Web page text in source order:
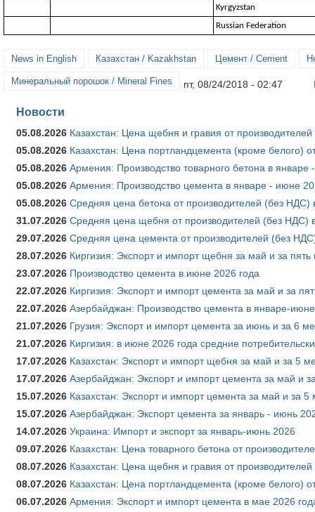
Kyrgyzstan
Russian Federation
News in English Казахстан / Kazakhstan Цемент / Cement
Минеральный порошок / Mineral Fines пт, 08/24/2018 - 02:47
Новости
05.08.2026 Казахстан: Цена щебня и гравия от
05.08.2026 Казахстан: Цена портландцемента (кроме белого)
05.08.2026 Армения: Производство товарного бетона в январе
05.08.2026 Армения: Производство цемента в январе - июне
05.08.2026 Средняя цена бетона от производителей (без НДС)
31.07.2026 Средняя цена щебня от производителей (без НДС)
29.07.2026 Средняя цена цемента от производителей (без
28.07.2026 Киргизия: Экспорт и импорт щебня за май и за
23.07.2026 Производство цемента в июне 2026 года
22.07.2026 Киргизия: Экспорт и импорт цемента за май и за
22.07.2026 Азербайджан: Производство цемента в январе-
21.07.2026 Грузия: Экспорт и импорт цемента за июнь и за 6
21.07.2026 Киргизия: в июне 2026 года средние
17.07.2026 Казахстан: Экспорт и импорт щебня за май и за 5
17.07.2026 Азербайджан: Экспорт и импорт цемента за май и
15.07.2026 Казахстан: Экспорт и импорт цемента за май и за
15.07.2026 Азербайджан: Экспорт цемента за январь - июнь
14.07.2026 Украина: Импорт и экспорт за январь-июнь 2026
09.07.2026 Казахстан: Цена товарного бетона от
08.07.2026 Казахстан: Цена щебня и гравия от
08.07.2026 Казахстан: Цена портландцемента (кроме белого)
06.07.2026 Армения: Экспорт и импорт цемента в мае 2026